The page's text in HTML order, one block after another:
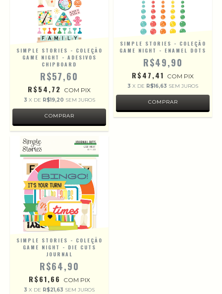
SIMPLE STORIES - COLEÇÃO
GAME NIGHT - ADESIVOS
CHIPBOARD
R$57,60
R$54,72 COM PIX
3 X DE R$19,20 SEM JUROS
SIMPLE STORIES - COLEÇÃO
GAME NIGHT - ENAMEL DOTS
R$49,90
R$47,41 COM PIX
3 X DE R$16,63 SEM JUROS
SIMPLE STORIES - COLEÇÃO
GAME NIGHT - DIE CUTS
JOURNAL
R$64,90
R$61,66 COM PIX
3 X DE R$21,63 SEM JUROS